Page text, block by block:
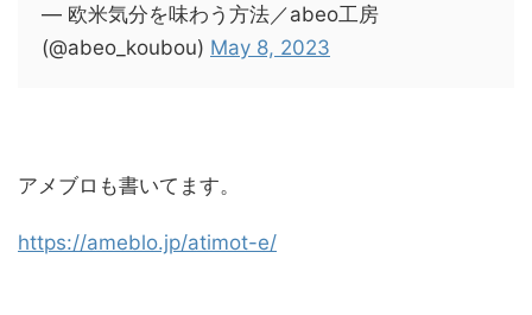
— 欧米気分を味わう方法／abeo工房
(@abeo_koubou) May 8, 2023
アメブロも書いてます。
https://ameblo.jp/atimot-e/